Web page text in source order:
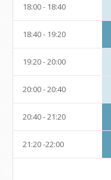
18:00 - 18:40
18:40 - 19:20
19:20 - 20:00
20:00 - 20:40
20:40 - 21:20
21:20 -22:00